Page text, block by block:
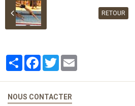
RETOUR
PartagerFacebook
Twitter
NOUS CONTACTER